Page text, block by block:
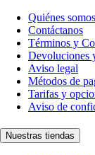
Quiénes
Contáctanos
Términos y
Devoluciones
Aviso legal
Métodos de
Tarifas y
Aviso de
Nuestras tiendas